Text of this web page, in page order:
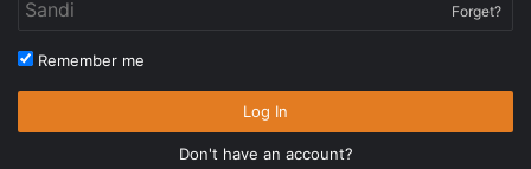
Forget?
Remember me
Log In
Don't have an account?